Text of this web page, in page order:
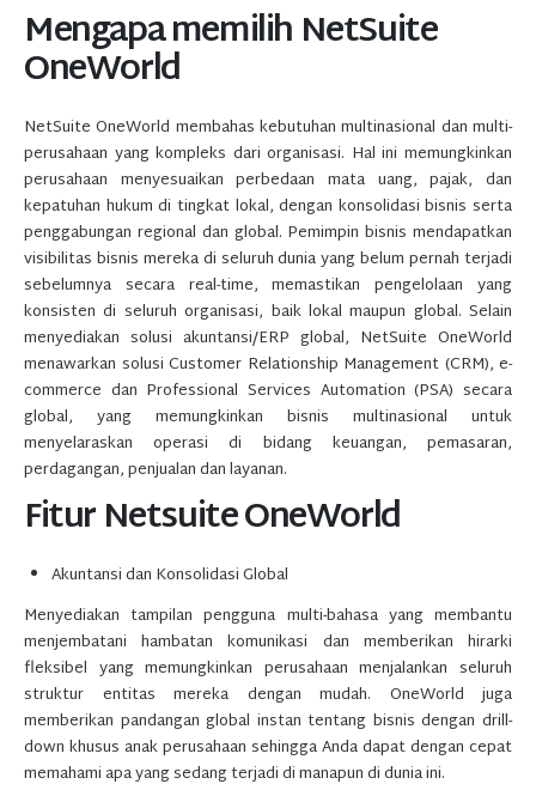
Mengapa memilih NetSuite
OneWorld
NetSuite OneWorld membahas kebutuhan multinasional dan multi-
perusahaan yang kompleks dari organisasi. Hal ini memungkinkan
perusahaan menyesuaikan perbedaan mata uang, pajak, dan
kepatuhan hukum di tingkat lokal, dengan konsolidasi bisnis serta
penggabungan regional dan global. Pemimpin bisnis mendapatkan
visibilitas bisnis mereka di seluruh dunia yang belum pernah terjadi
sebelumnya secara real-time, memastikan pengelolaan yang
konsisten di seluruh organisasi, baik lokal maupun global. Selain
menyediakan solusi akuntansi/ERP global, NetSuite OneWorld
menawarkan solusi Customer Relationship Management (CRM), e-
commerce dan Professional Services Automation (PSA) secara
global, yang memungkinkan bisnis multinasional untuk
menyelaraskan operasi di bidang keuangan, pemasaran,
perdagangan, penjualan dan layanan.
Fitur Netsuite OneWorld
Akuntansi dan Konsolidasi Global
Menyediakan tampilan pengguna multi-bahasa yang membantu
menjembatani hambatan komunikasi dan memberikan hirarki
fleksibel yang memungkinkan perusahaan menjalankan seluruh
struktur entitas mereka dengan mudah. OneWorld juga
memberikan pandangan global instan tentang bisnis dengan drill-
down khusus anak perusahaan sehingga Anda dapat dengan cepat
memahami apa yang sedang terjadi di manapun di dunia ini.